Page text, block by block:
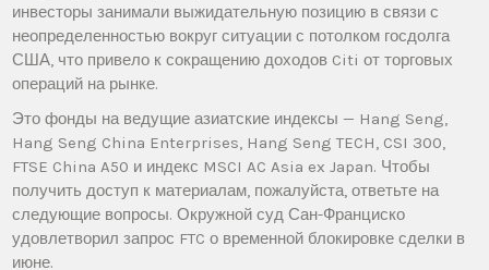
инвесторы занимали выжидательную позицию в связи с
неопределенностью вокруг ситуации с потолком госдолга
США, что привело к сокращению доходов Citi от торговых
операций на рынке.
Это фонды на ведущие азиатские индексы — Hang Seng,
Hang Seng China Enterprises, Hang Seng TECH, CSI 300,
FTSE China A50 и индекс MSCI AC Asia ex Japan. Чтобы
получить доступ к материалам, пожалуйста, ответьте на
следующие вопросы. Окружной суд Сан-Франциско
удовлетворил запрос FTC о временной блокировке сделки в
июне.